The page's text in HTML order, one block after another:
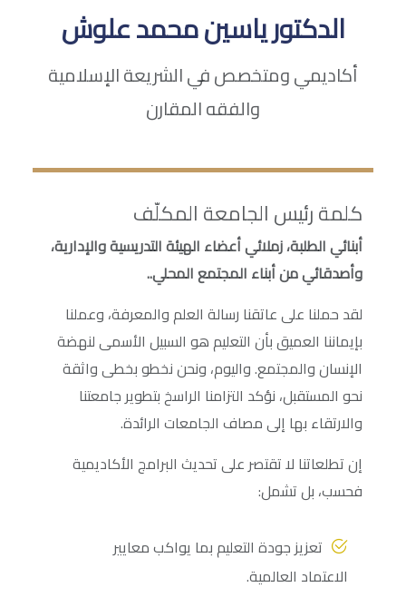
الدكتور ياسين محمد علوش
أكاديمي ومتخصص في الشريعة الإسلامية
والفقه المقارن
كلمة رئيس الجامعة المكلّف
أبنائي الطلبة، زملائي أعضاء الهيئة التدريسية والإدارية،
وأصدقائي من أبناء المجتمع المحلي..
لقد حملنا على عاتقنا رسالة العلم والمعرفة، وعملنا
بإيماننا العميق بأن التعليم هو السبيل الأسمى لنهضة
الإنسان والمجتمع. واليوم، ونحن نخطو بخطى واثقة
نحو المستقبل، نؤكد التزامنا الراسخ بتطوير جامعتنا
والارتقاء بها إلى مصاف الجامعات الرائدة.
إن تطلعاتنا لا تقتصر على تحديث البرامج الأكاديمية
فحسب، بل تشمل:
تعزيز جودة التعليم بما يواكب معايير
الاعتماد العالمية.